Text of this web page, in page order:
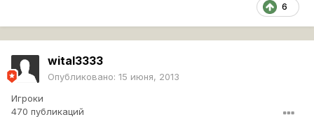
6
wital3333
Опубликовано: 15 июня, 2013
Игроки
470 публикаций